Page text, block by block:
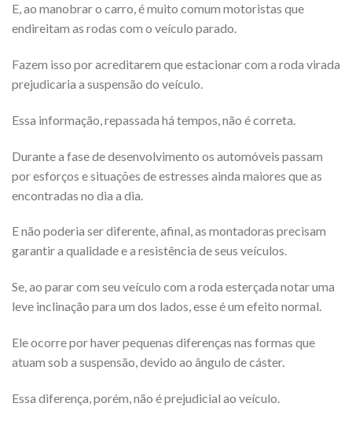
E, ao manobrar o carro, é muito comum motoristas que
endireitam as rodas com o veículo parado.
Fazem isso por acreditarem que estacionar com a roda virada
prejudicaria a suspensão do veículo.
Essa informação, repassada há tempos, não é correta.
Durante a fase de desenvolvimento os automóveis passam
por esforços e situações de estresses ainda maiores que as
encontradas no dia a dia.
E não poderia ser diferente, afinal, as montadoras precisam
garantir a qualidade e a resistência de seus veículos.
Se, ao parar com seu veículo com a roda esterçada notar uma
leve inclinação para um dos lados, esse é um efeito normal.
Ele ocorre por haver pequenas diferenças nas formas que
atuam sob a suspensão, devido ao ângulo de cáster.
Essa diferença, porém, não é prejudicial ao veículo.